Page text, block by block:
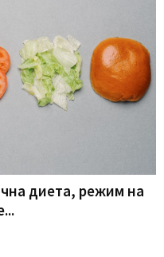
диета, режим на